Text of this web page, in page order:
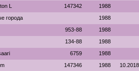
L 147342 1988
города 1988
953-88 1988
134-88 1988
6759 1988
147346 1988 10.2018